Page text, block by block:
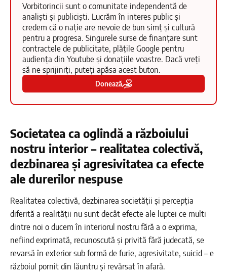
Vorbitorincii sunt o comunitate independentă de
analiști și publiciști. Lucrăm în interes public și
credem că o nație are nevoie de bun simț și cultură
pentru a progresa. Singurele surse de finanțare sunt
contractele de publicitate, plățile Google pentru
audiența din Youtube și donațiile voastre. Dacă vreți
să ne sprijiniți, puteți apăsa acest buton.
Donează
Societatea ca oglindă a războiului
nostru interior – realitatea colectivă,
dezbinarea și agresivitatea ca efecte
ale durerilor nespuse
Realitatea colectivă, dezbinarea societății și percepția
diferită a realității nu sunt decât efecte ale luptei ce multi
dintre noi o ducem în interiorul nostru fără a o exprima,
nefiind exprimată, recunoscută și privită fără judecată, se
revarsă în exterior sub formă de furie, agresivitate, suicid – e
războiul pornit din lăuntru și revărsat în afară.